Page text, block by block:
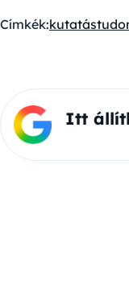
Címkék:kutatás
Itt